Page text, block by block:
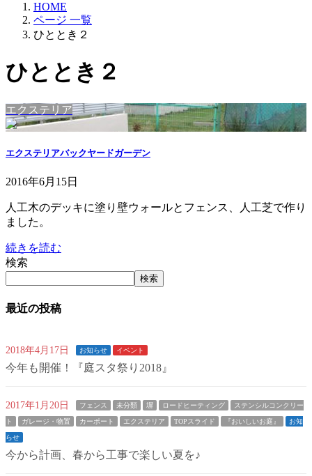
HOME
ページ 一覧
ひととき２
ひととき２
エクステリア
エクステリアバックヤードガーデン
2016年6月15日
人工木のデッキに塗り壁ウォールとフェンス、人工芝で作り
ました。
続きを読む
検索
検索
最近の投稿
2018年4月17日 お知らせ イベント
今年も開催！『庭スタ祭り2018』
2017年1月20日 フェンス 未分類 塀 ロードヒーティング ステンシルコンクリー
ト ガレージ・物置 カーポート エクステリア TOPスライド 『おいしいお庭』 お知
らせ
今から計画、春から工事で楽しい夏を♪